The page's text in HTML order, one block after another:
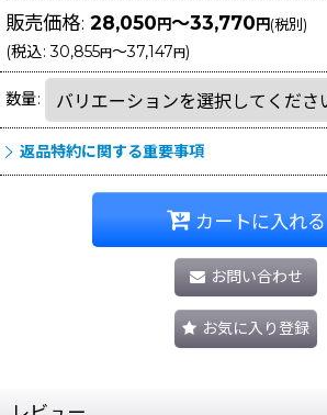
販売価格: 28,050円～33,770円(税別)
(税込: 30,855円～37,147円)
数量:
返品特約に関する重要事項
カートに入れる
お問い合わせ
お気に入り登録